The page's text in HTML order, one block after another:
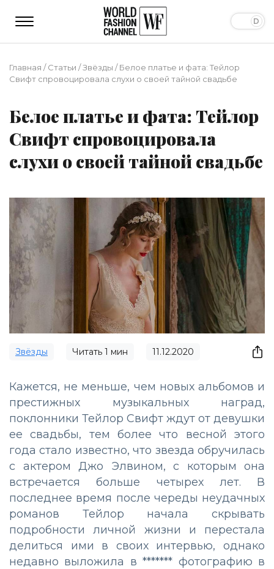
Главная /Статьи /Звёзды /Белое платье и фата: Тейлор
Свифт спровоцировала слухи о своей тайной свадьбе
Белое платье и фата: Тейлор
Свифт спровоцировала
слухи о своей тайной свадьбе
Звёзды Читать 1 мин 11.12.2020
Кажется, не меньше, чем новых альбомов и
престижных музыкальных наград,
поклонники Тейлор Свифт ждут от девушки
ее свадьбы, тем более что весной этого
года стало известно, что звезда обручилась
с актером Джо Элвином, с которым она
встречается больше четырех лет. В
последнее время после череды неудачных
романов Тейлор начала скрывать
подробности личной жизни и перестала
делиться ими в своих интервью, однако
недавно выложила в ******* фотографию в